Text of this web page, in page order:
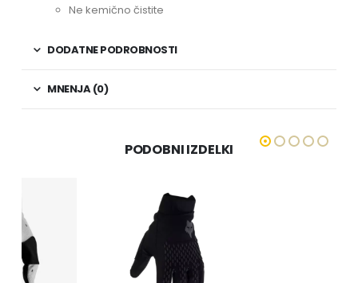
Ne kemično čistite
DODATNE PODROBNOSTI
MNENJA (0)
PODOBNI IZDELKI